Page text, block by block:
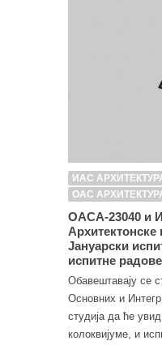
ИАС
ОАС
ОАСА-23040 и
Архитектонске
Јануарски
испитне
Обавештавају се
Основних и
студија да ће
колоквијуме, и